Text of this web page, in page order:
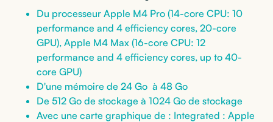
Du processeur Apple M4 Pro (14-core CPU: 10
performance and 4 efficiency cores, 20-core
GPU), Apple M4 Max (16-core CPU: 12
performance and 4 efficiency cores, up to 40-
core GPU)
D'une mémoire de 24 Go à 48 Go
De 512 Go de stockage à 1024 Go de stockage
Avec une carte graphique de : Integrated : Apple